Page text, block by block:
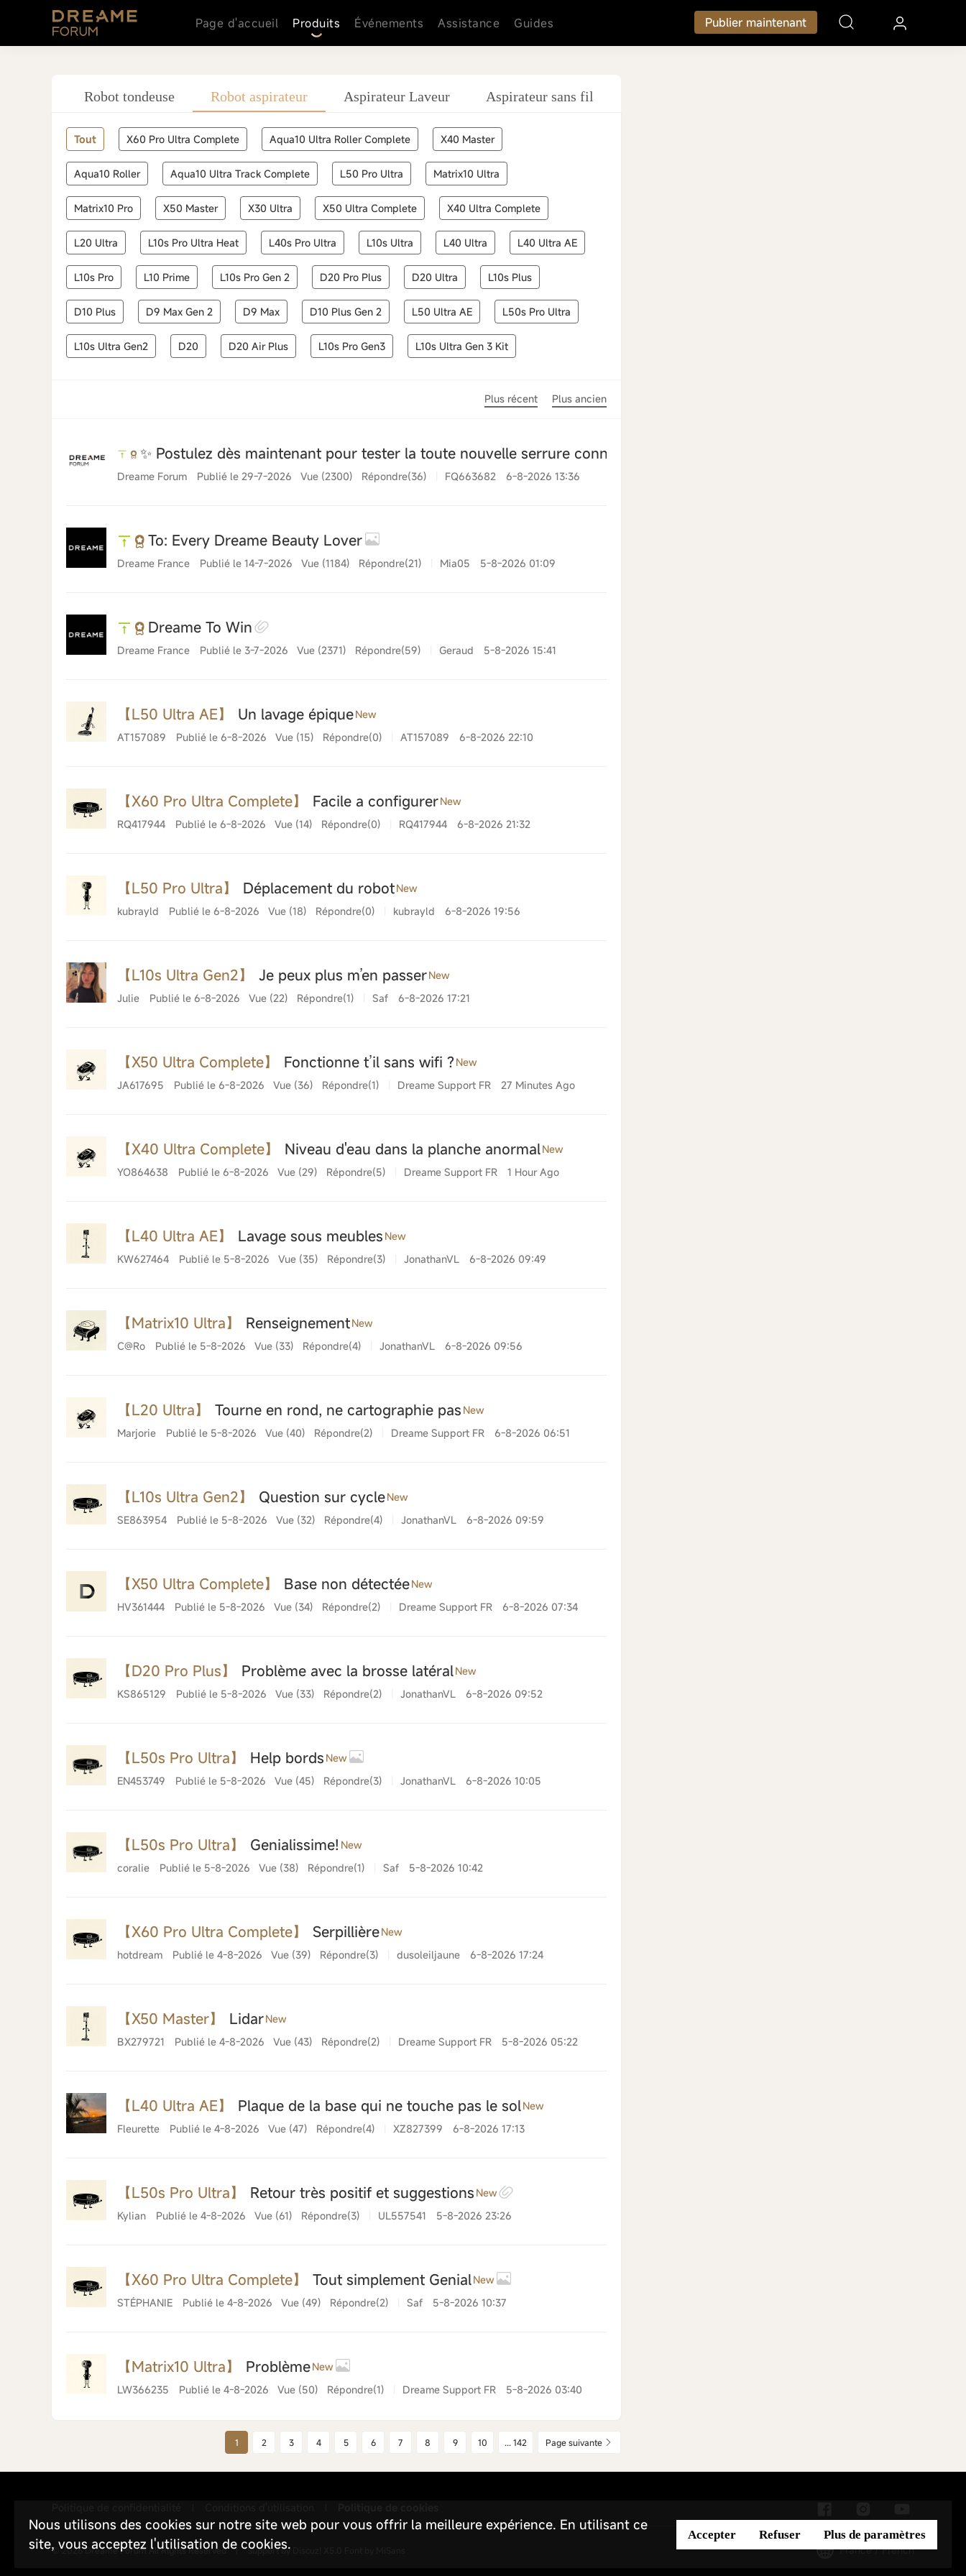
Page d'accueil Produits Événements Assistance Guides Publier maintenant
Robot tondeuse Robot aspirateur Aspirateur Laveur Aspirateur sans fil
Tout X60 Pro Ultra Complete Aqua10 Ultra Roller Complete X40 Master
Aqua10 Roller Aqua10 Ultra Track Complete L50 Pro Ultra Matrix10 Ultra
Matrix10 Pro X50 Master X30 Ultra X50 Ultra Complete X40 Ultra Complete
L20 Ultra L10s Pro Ultra Heat L40s Pro Ultra L10s Ultra L40 Ultra L40 Ultra AE
L10s Pro L10 Prime L10s Pro Gen 2 D20 Pro Plus D20 Ultra L10s Plus
D10 Plus D9 Max Gen 2 D9 Max D10 Plus Gen 2 L50 Ultra AE L50s Pro Ultra
L10s Ultra Gen2 D20 D20 Air Plus L10s Pro Gen3 L10s Ultra Gen 3 Kit
Plus récent Plus ancien
✨ Postulez dès maintenant pour tester la toute nouvelle serrure connectée Dreame !
Dreame Forum Publié le 29-7-2026 Vue (2300) Répondre(36) FQ663682 6-8-2026 13:36
To: Every Dreame Beauty Lover
Dreame France Publié le 14-7-2026 Vue (1184) Répondre(21) Mia05 5-8-2026 01:09
Dreame To Win
Dreame France Publié le 3-7-2026 Vue (2371) Répondre(59) Geraud 5-8-2026 15:41
【L50 Ultra AE】 Un lavage épiqueNew
AT157089
Publié le 6-8-2026 Vue (15) Répondre(0) AT157089 6-8-2026 22:10
【X60 Pro Ultra Complete】 Facile a configurerNew
RQ417944
Publié le 6-8-2026 Vue (14) Répondre(0) RQ417944 6-8-2026 21:32
【L50 Pro Ultra】 Déplacement du robotNew
kubrayld
Publié le 6-8-2026 Vue (18) Répondre(0) kubrayld 6-8-2026 19:56
【L10s Ultra Gen2】 Je peux plus m’en passerNew
Julie
Publié le 6-8-2026 Vue (22) Répondre(1) Saf 6-8-2026 17:21
【X50 Ultra Complete】 Fonctionne t’il sans wifi ?New
JA617695
Publié le 6-8-2026 Vue (36) Répondre(1) Dreame Support FR 27 Minutes Ago
【X40 Ultra Complete】 Niveau d'eau dans la planche anormalNew
YO864638
Publié le 6-8-2026 Vue (29) Répondre(5) Dreame Support FR 1 Hour Ago
【L40 Ultra AE】 Lavage sous meubles New
KW627464
Publié le 5-8-2026 Vue (35) Répondre(3) JonathanVL 6-8-2026 09:49
【Matrix10 Ultra】 RenseignementNew
C@Ro
Publié le 5-8-2026 Vue (33) Répondre(4) JonathanVL 6-8-2026 09:56
【L20 Ultra】 Tourne en rond, ne cartographie pas New
Marjorie
Publié le 5-8-2026 Vue (40) Répondre(2) Dreame Support FR 6-8-2026 06:51
【L10s Ultra Gen2】 Question sur cycleNew
SE863954
Publié le 5-8-2026 Vue (32) Répondre(4) JonathanVL 6-8-2026 09:59
【X50 Ultra Complete】 Base non détectéeNew
HV361444
Publié le 5-8-2026 Vue (34) Répondre(2) Dreame Support FR 6-8-2026 07:34
【D20 Pro Plus】 Problème avec la brosse latéralNew
KS865129
Publié le 5-8-2026 Vue (33) Répondre(2) JonathanVL 6-8-2026 09:52
【L50s Pro Ultra】 Help bords New
EN453749
Publié le 5-8-2026 Vue (45) Répondre(3) JonathanVL 6-8-2026 10:05
【L50s Pro Ultra】 Genialissime! New
coralie
Publié le 5-8-2026 Vue (38) Répondre(1) Saf 5-8-2026 10:42
【X60 Pro Ultra Complete】 SerpillièreNew
hotdream
Publié le 4-8-2026 Vue (39) Répondre(3) dusoleiljaune 6-8-2026 17:24
【X50 Master】 LidarNew
BX279721
Publié le 4-8-2026 Vue (43) Répondre(2) Dreame Support FR 5-8-2026 05:22
【L40 Ultra AE】 Plaque de la base qui ne touche pas le solNew
Fleurette
Publié le 4-8-2026 Vue (47) Répondre(4) XZ827399 6-8-2026 17:13
【L50s Pro Ultra】 Retour très positif et suggestions New
Kylian
Publié le 4-8-2026 Vue (61) Répondre(3) UL557541 5-8-2026 23:26
【X60 Pro Ultra Complete】 Tout simplement GenialNew
STÉPHANIE
Publié le 4-8-2026 Vue (49) Répondre(2) Saf 5-8-2026 10:37
【Matrix10 Ultra】 ProblèmeNew
LW366235
Publié le 4-8-2026 Vue (50) Répondre(1) Dreame Support FR 5-8-2026 03:40
1 2 3 4 5 6 7 8 9 10 ... 142 Page suivante
© 2026Dreame Forum All Rights Reserved | Support by France / French
Nous utilisons des cookies sur notre site web pour vous offrir la meilleure expérience. En utilisant ce
site, vous acceptez l'utilisation de cookies.
Accepter Refuser Plus de paramètres